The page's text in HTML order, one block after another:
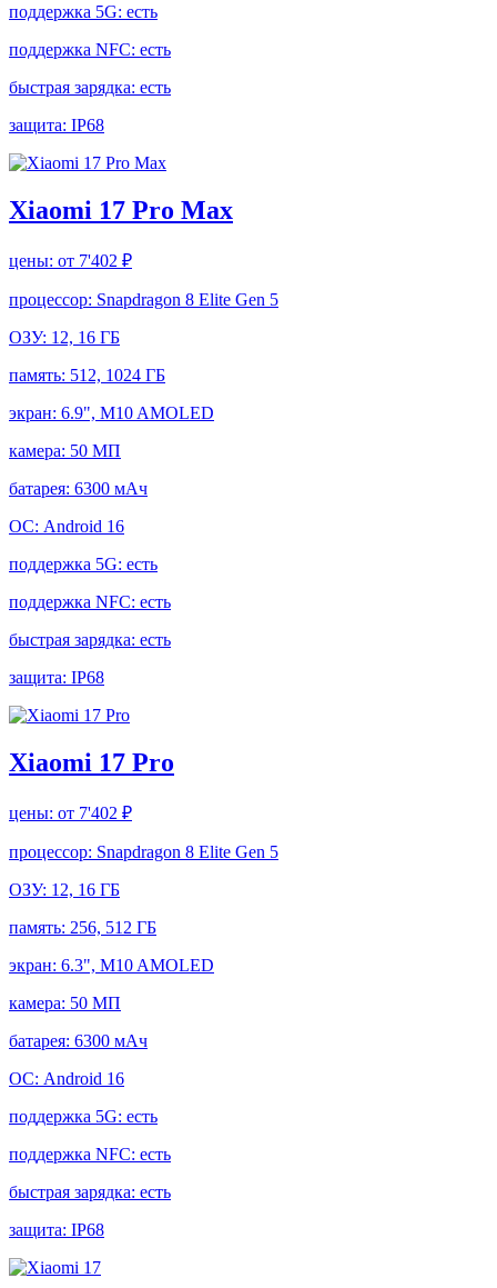
поддержка 5G: есть
поддержка NFC: есть
быстрая зарядка: есть
защита: IP68
Xiaomi 17 Pro Max
цены: от 7'402 ₽
процессор: Snapdragon 8 Elite Gen 5
ОЗУ: 12, 16 ГБ
память: 512, 1024 ГБ
экран: 6.9", M10 AMOLED
камера: 50 МП
батарея: 6300 мАч
ОС: Android 16
поддержка 5G: есть
поддержка NFC: есть
быстрая зарядка: есть
защита: IP68
Xiaomi 17 Pro
цены: от 7'402 ₽
процессор: Snapdragon 8 Elite Gen 5
ОЗУ: 12, 16 ГБ
память: 256, 512 ГБ
экран: 6.3", M10 AMOLED
камера: 50 МП
батарея: 6300 мАч
ОС: Android 16
поддержка 5G: есть
поддержка NFC: есть
быстрая зарядка: есть
защита: IP68